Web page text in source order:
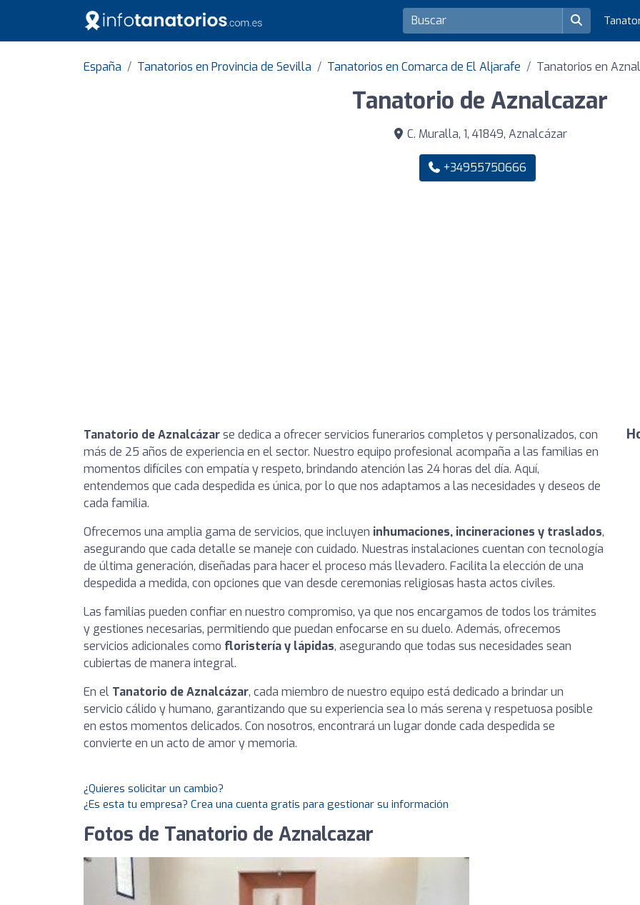
España Tanatorios en Provincia de Sevilla Tanatorios en Comarca de El Aljarafe Tanatorios en
Tanatorio de Aznalcazar
C. Muralla, 1, 41849, Aznalcázar
+34955750666
Tanatorio de Aznalcázarse dedica a ofrecer servicios funerarios completos y personalizados, con
más de 25 años de experiencia en el sector. Nuestro equipo profesional acompaña a las familias en
momentos difíciles con empatía y respeto, brindando atención las 24 horas del día. Aquí,
entendemos que cada despedida es única, por lo que nos adaptamos a las necesidades y deseos de
cada familia.
Ofrecemos una amplia gama de servicios, que incluyen inhumaciones, incineraciones y traslados,
asegurando que cada detalle se maneje con cuidado. Nuestras instalaciones cuentan con tecnología
de última generación, diseñadas para hacer el proceso más llevadero. Facilita la elección de una
despedida a medida, con opciones que van desde ceremonias religiosas hasta actos civiles.
Las familias pueden confiar en nuestro compromiso, ya que nos encargamos de todos los trámites
y gestiones necesarias, permitiendo que puedan enfocarse en su duelo. Además, ofrecemos
servicios adicionales como floristería y lápidas, asegurando que todas sus necesidades sean
cubiertas de manera integral.
En el Tanatorio de Aznalcázar, cada miembro de nuestro equipo está dedicado a brindar un
servicio cálido y humano, garantizando que su experiencia sea lo más serena y respetuosa posible
en estos momentos delicados. Con nosotros, encontrará un lugar donde cada despedida se
convierte en un acto de amor y memoria.
¿Quieres solicitar un cambio?
¿Es esta tu empresa? Crea una cuenta gratis para gestionar su información
Fotos de Tanatorio de Aznalcazar